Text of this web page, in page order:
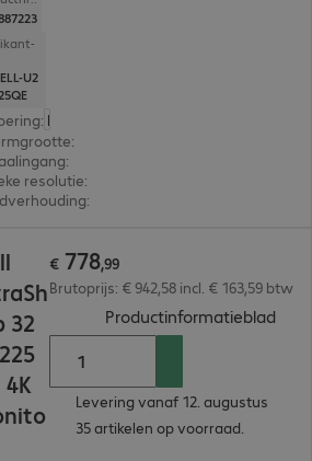
U2
: Europa
:
:
resolutie:
:
32
4K
€ 778,99
Brutoprijs: € 942,58 incl. € 163,59 btw
Productinformatieblad
Levering vanaf 12. augustus
35 artikelen op voorraad.